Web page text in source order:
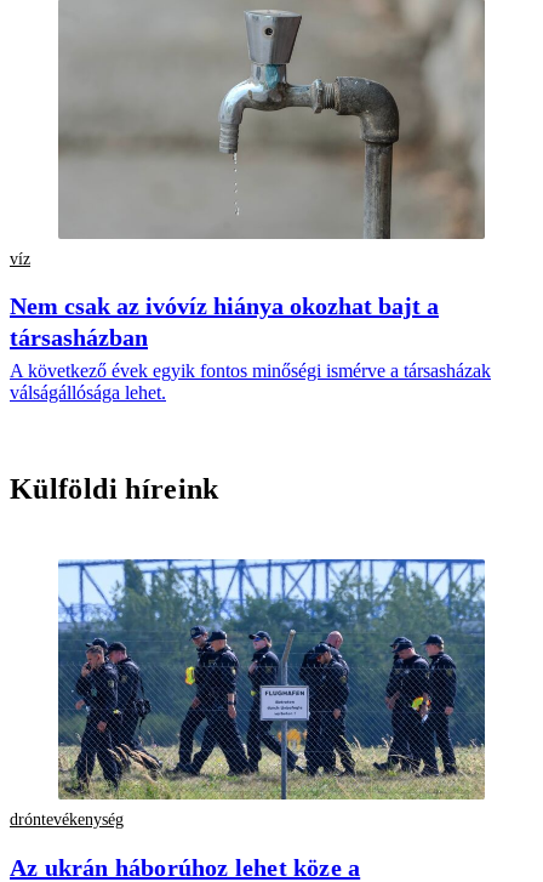
víz
Nem csak az ivóvíz hiánya okozhat bajt a
társasházban
A következő évek egyik fontos minőségi ismérve a társasházak
válságállósága lehet.
Külföldi híreink
dróntevékenység
Az ukrán háborúhoz lehet köze a